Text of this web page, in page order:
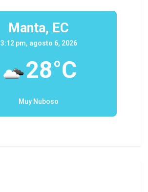
Manta, EC
3:12 pm, agosto 6, 2026
28°C
Muy Nuboso